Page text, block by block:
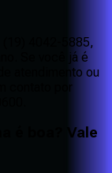
(19) 4042-5885,
Se você já é
atendimento ou
contato por
é boa? Vale